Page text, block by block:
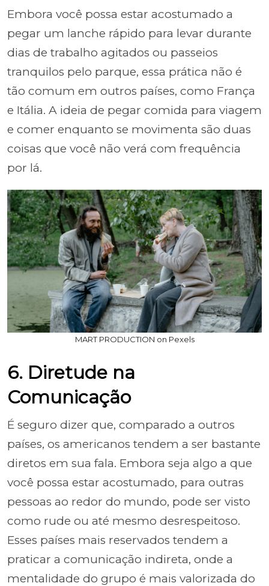
Embora você possa estar acostumado a
pegar um lanche rápido para levar durante
dias de trabalho agitados ou passeios
tranquilos pelo parque, essa prática não é
tão comum em outros países, como França
e Itália. A ideia de pegar comida para viagem
e comer enquanto se movimenta são duas
coisas que você não verá com frequência
por lá.
MART PRODUCTION on Pexels
6. Diretude na
Comunicação
É seguro dizer que, comparado a outros
países, os americanos tendem a ser bastante
diretos em sua fala. Embora seja algo a que
você possa estar acostumado, para outras
pessoas ao redor do mundo, pode ser visto
como rude ou até mesmo desrespeitoso.
Esses países mais reservados tendem a
praticar a comunicação indireta, onde a
mentalidade do grupo é mais valorizada do